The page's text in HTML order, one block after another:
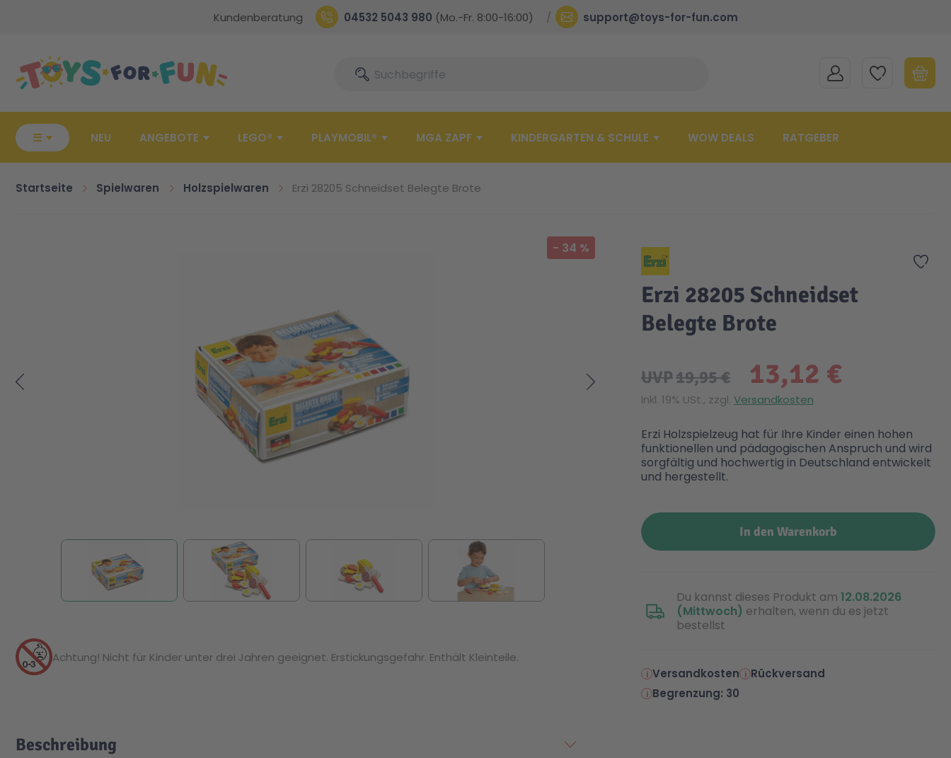
Kundenberatung 04532 5043 980 (Mo.-Fr. 8:00-16:00) support@toys-for-fun.com
SucheSuche MEIN KONTOMEINE WUNSCHLISTE
☰ NEU ANGEBOTE LEGO® PLAYMOBIL® MGA ZAPF KINDERGARTEN & SCHULE WOW DEALS RATGEBER
Startseite Spielwaren Holzspielwaren Erzi 28205 Schneidset Belegte Brote
- 34 %
Zur
Erzi 28205 Schneidset
Belegte Brote
13,12 €
UVP19,95 €
Inkl. 19% USt., zzgl. Versandkosten
Erzi Holzspielzeug hat für Ihre Kinder einen hohen
funktionellen und pädagogischen Anspruch und wird
sorgfältig und hochwertig in Deutschland entwickelt
und hergestellt.
In den Warenkorb
Du kannst dieses Produkt am 12.08.2026
(Mittwoch) erhalten, wenn du es jetzt
bestellst
Versandkosten
Rückversand
Begrenzung: 30
Achtung! Nicht für Kinder unter drei Jahren geeignet. Erstickungsgefahr. Enthält Kleinteile.
Beschreibung